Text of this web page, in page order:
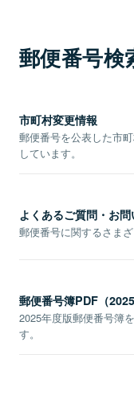
郵便番号検
市町村変更情報
郵便番号を公表した市
しています。
よくあるご質問・お
郵便番号に関するさま
郵便番号簿PDF（2025
2025年度版郵便番号簿
す。